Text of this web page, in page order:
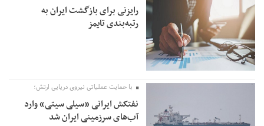
رایزنی برای بازگشت ایران به
رتبه‌بندی تایمز
با حمایت عملیاتی نیروی دریایی ارتش؛
نفتکش ایرانی «سیلی سیتی» وارد
آب‌های سرزمینی ایران شد